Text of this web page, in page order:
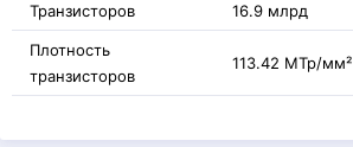
Транзисторов 16.9 млрд
Плотность
транзисторов
113.42 МТр/мм²